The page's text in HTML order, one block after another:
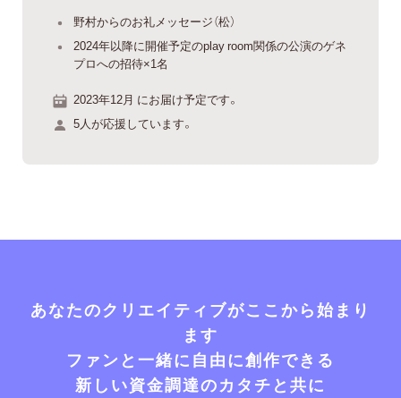
野村からのお礼メッセージ（松）
2024年以降に開催予定のplay room関係の公演のゲネ
プロへの招待×1名
2023年12月 にお届け予定です。
5人が応援しています。
あなたのクリエイティブがここから始まり
ます
ファンと一緒に自由に創作できる
新しい資金調達のカタチと共に